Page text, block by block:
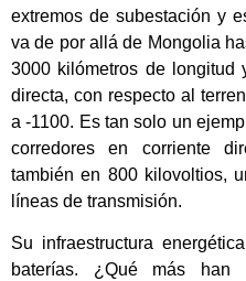
extremos de subestación y
va de por allá de Mongolia
3000 kilómetros de longitud
directa, con respecto al
a -1100. Es tan solo un
corredores en corriente
también en 800 kilovoltios,
líneas de transmisión.
Su infraestructura
baterías. ¿Qué más han